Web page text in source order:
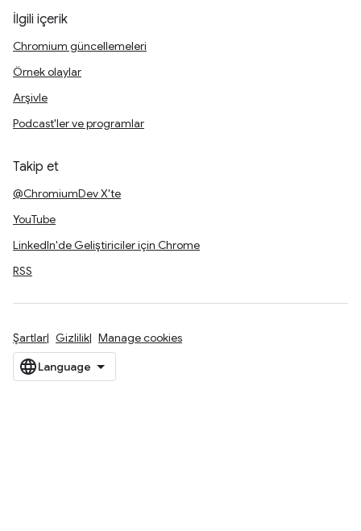
İlgili içerik
Chromium güncellemeleri
Örnek olaylar
Arşivle
Podcast'ler ve programlar
Takip et
@ChromiumDev X'te
YouTube
LinkedIn'de Geliştiriciler için Chrome
RSS
Şartlar Gizlilik Manage cookies